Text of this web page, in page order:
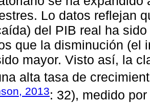
Lo datos reflejan
del PIB real ha
que la disminución (el
mayor. Visto así, la
alta tasa de
2013: 32), medido